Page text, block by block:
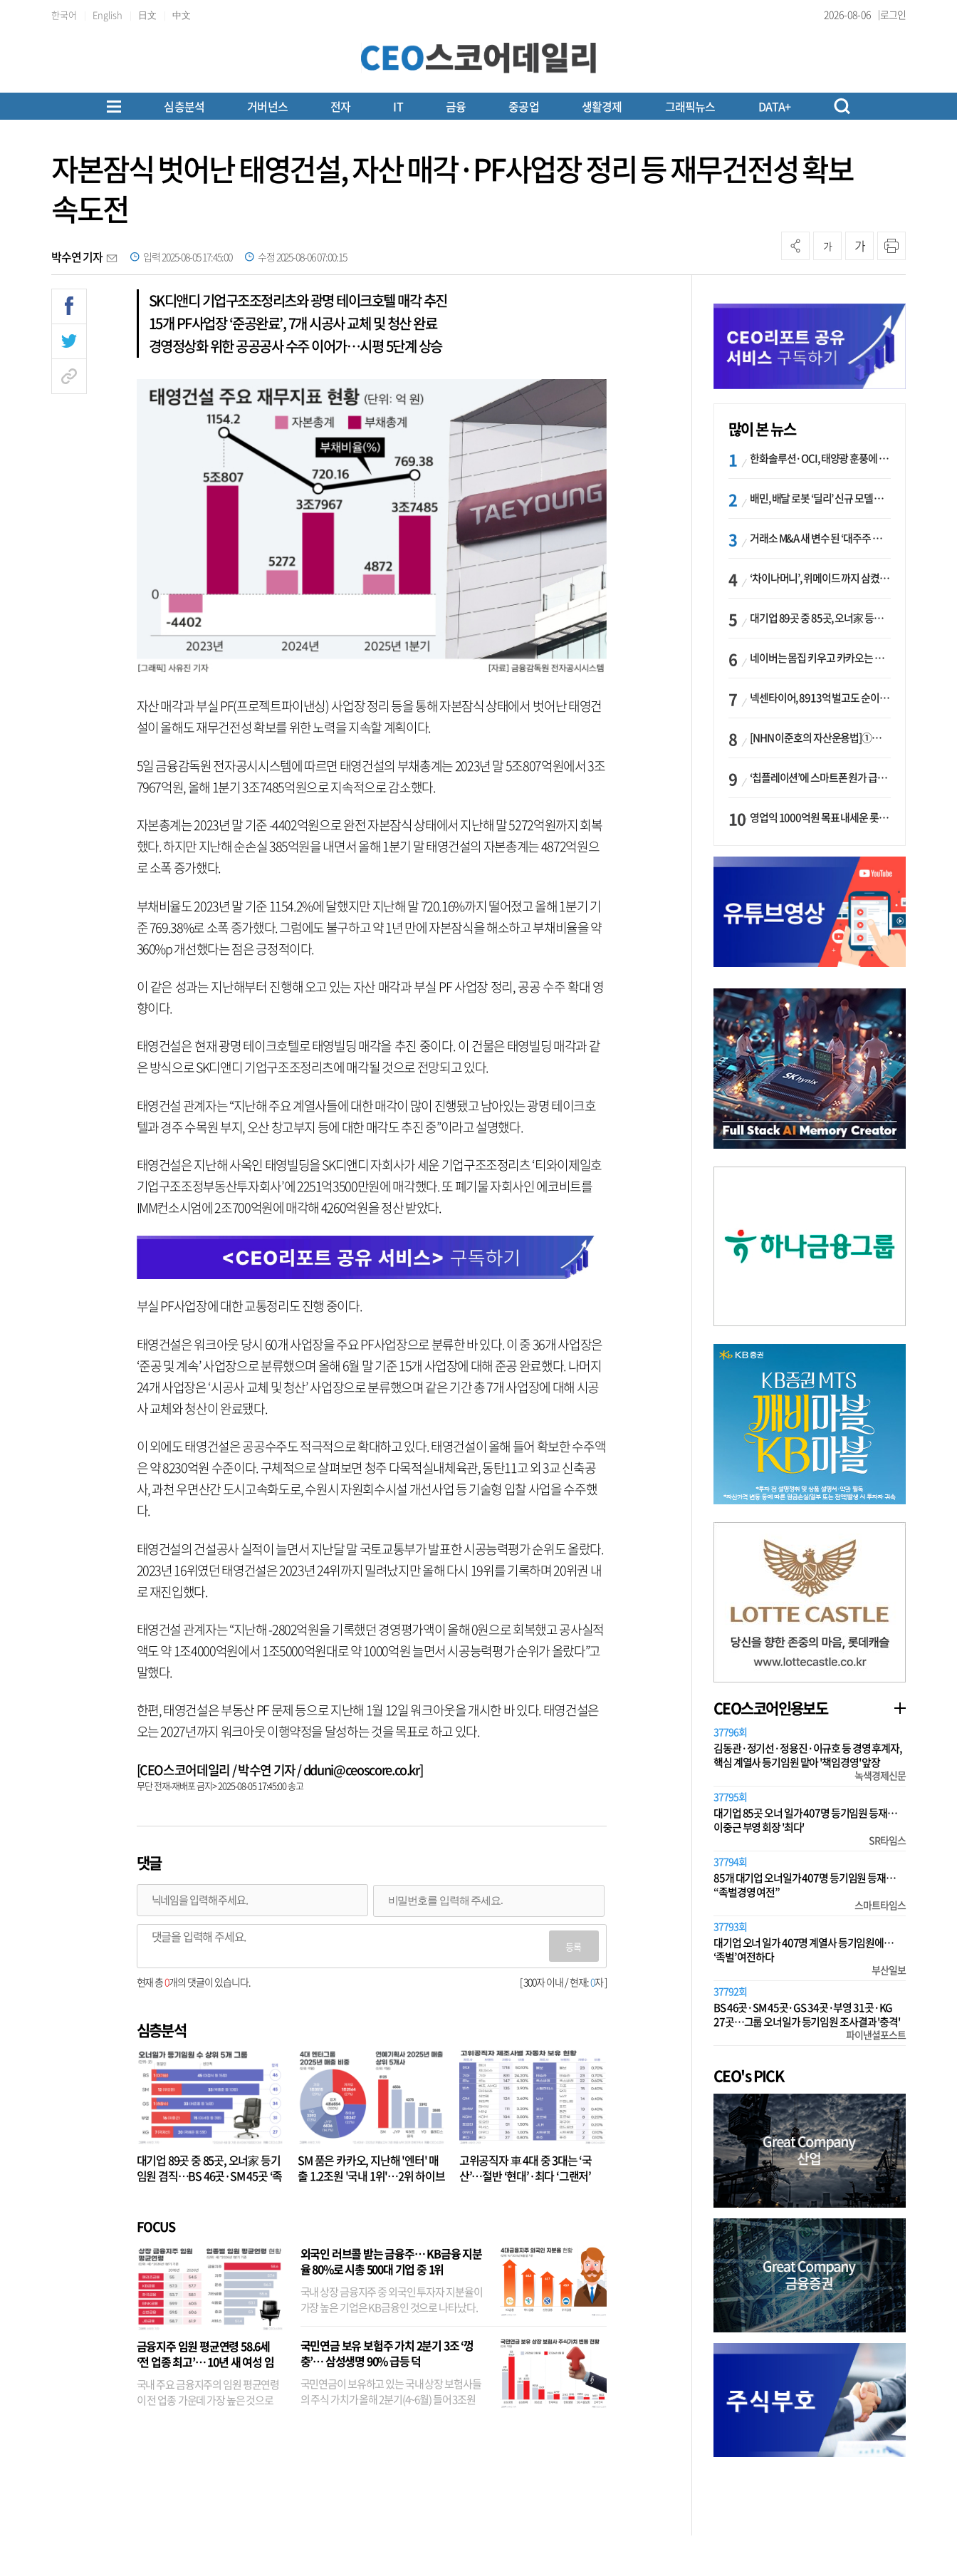
한국어 English 日文 中文 2026-08-06 로그인
심층분석 거버넌스 전자 IT 금융 중공업 생활경제 그래픽뉴스 DATA+
자본잠식 벗어난 태영건설, 자산 매각·PF사업장 정리 등 재무건전성 확보
속도전
박수연 기자 입력 2025-08-05 17:45:00 수정 2025-08-06 07:00:15
가 가
SK디앤디 기업구조조정리츠와 광명 테이크호텔 매각 추진
15개 PF사업장 ‘준공완료’, 7개 시공사 교체 및 청산 완료
경영정상화 위한 공공공사 수주 이어가…시평 5단계 상승
자산 매각과 부실 PF(프로젝트파이낸싱) 사업장 정리 등을 통해 자본잠식 상태에서 벗어난 태영건
설이 올해도 재무건전성 확보를 위한 노력을 지속할 계획이다.
5일 금융감독원 전자공시시스템에 따르면 태영건설의 부채총계는 2023년 말 5조807억원에서 3조
7967억원, 올해 1분기 3조7485억원으로 지속적으로 감소했다.
자본총계는 2023년 말 기준 -4402억원으로 완전 자본잠식 상태에서 지난해 말 5272억원까지 회복
했다. 하지만 지난해 순손실 385억원을 내면서 올해 1분기 말 태영건설의 자본총계는 4872억원으
로 소폭 증가했다.
부채비율도 2023년 말 기준 1154.2%에 달했지만 지난해 말 720.16%까지 떨어졌고 올해 1분기 기
준 769.38%로 소폭 증가했다. 그럼에도 불구하고 약 1년 만에 자본잠식을 해소하고 부채비율을 약
360%p 개선했다는 점은 긍정적이다.
이 같은 성과는 지난해부터 진행해 오고 있는 자산 매각과 부실 PF 사업장 정리, 공공 수주 확대 영
향이다.
태영건설은 현재 광명 테이크호텔로 태영빌딩 매각을 추진 중이다. 이 건물은 태영빌딩 매각과 같
은 방식으로 SK디앤디 기업구조조정리츠에 매각될 것으로 전망되고 있다.
태영건설 관계자는 “지난해 주요 계열사들에 대한 매각이 많이 진행됐고 남아있는 광명 테이크호
텔과 경주 수목원 부지, 오산 창고부지 등에 대한 매각도 추진 중”이라고 설명했다.
태영건설은 지난해 사옥인 태영빌딩을 SK디앤디 자회사가 세운 기업구조조정리츠 ‘티와이제일호
기업구조조정부동산투자회사’에 2251억3500만원에 매각했다. 또 폐기물 자회사인 에코비트를
IMM컨소시엄에 2조700억원에 매각해 4260억원을 정산 받았다.
부실 PF사업장에 대한 교통정리도 진행 중이다.
태영건설은 워크아웃 당시 60개 사업장을 주요 PF사업장으로 분류한 바 있다. 이 중 36개 사업장은
‘준공 및 계속’ 사업장으로 분류했으며 올해 6월 말 기준 15개 사업장에 대해 준공 완료했다. 나머지
24개 사업장은 ‘시공사 교체 및 청산’ 사업장으로 분류했으며 같은 기간 총 7개 사업장에 대해 시공
사 교체와 청산이 완료됐다.
이 외에도 태영건설은 공공수주도 적극적으로 확대하고 있다. 태영건설이 올해 들어 확보한 수주액
은 약 8230억원 수준이다. 구체적으로 살펴보면 청주 다목적실내체육관, 동탄11고 외 3교 신축공
사, 과천 우면산간 도시고속화도로, 수원시 자원회수시설 개선사업 등 기술형 입찰 사업을 수주했
다.
태영건설의 건설공사 실적이 늘면서 지난달 말 국토교통부가 발표한 시공능력평가 순위도 올랐다.
2023년 16위였던 태영건설은 2023년 24위까지 밀려났지만 올해 다시 19위를 기록하며 20위권 내
로 재진입했다.
태영건설 관계자는 “지난해 -2802억원을 기록했던 경영평가액이 올해 0원으로 회복했고 공사실적
액도 약 1조4000억원에서 1조5000억원대로 약 1000억원 늘면서 시공능력평가 순위가 올랐다”고
말했다.
한편, 태영건설은 부동산 PF 문제 등으로 지난해 1월 12일 워크아웃을 개시한 바 있다. 태영건설은
오는 2027년까지 워크아웃 이행약정을 달성하는 것을 목표로 하고 있다.
[CEO스코어데일리 / 박수연 기자 / dduni@ceoscore.co.kr]
무단 전재-재배포 금지> 2025-08-05 17:45:00 송고
댓글
등록
[ 300자 이내 / 현재:0자 ]
현재 총0개의 댓글이 있습니다.
심층분석
대기업 89곳 중 85곳, 오너家 등기
임원 겸직…BS 46곳·SM 45곳 ‘족
SM 품은 카카오, 지난해 '엔터' 매
출 1.2조원 '국내 1위'…2위 하이브
고위공직자 車 4대 중 3대는 ‘국
산’…절반 ‘현대’·최다 ‘그랜저’
FOCUS
금융지주 임원 평균연령 58.6세
‘전 업종 최고’… 10년 새 여성 임
원은 14배 껑충
국내 주요 금융지주의 임원 평균연령
이 전 업종 가운데 가장 높은 것으로
외국인 러브콜 받는 금융주… KB금융 지분
율 80%로 시총 500대 기업 중 1위
국내 상장 금융지주 중 외국인 투자자 지분율이
가장 높은 기업은 KB금융인 것으로 나타났다.
융이었다. 특히 KB금융은 지난달 말 기준 해외
기관투자자 지분율이...
국민연금 보유 보험주 가치 2분기 3조 ‘껑
충’… 삼성생명 90% 급등 덕
국민연금이 보유하고 있는 국내 상장 보험사들
의 주식 가치가 올해 2분기(4~6월) 들어 3조원
많이 본 뉴스
한화솔루션·OCI, 태양광 훈풍에 실적 개선…美 ‘섹션232’ 최대 변수
배민, 배달 로봇 ‘딜리’ 신규 모델 B마트 현장 투입
거래소 M&A 새 변수 된 ‘대주주 심사’…네이버·두나무 결합도 영향권
‘차이나머니’, 위메이드 까지 삼켰다… K콘텐츠, 글로벌 확장에도 中 투자 ‘경계령’
대기업 89곳 중 85곳, 오너家 등기임원 겸직…BS 46곳·SM 45곳 ‘족벌경영’ 고착화
네이버는 몸집 키우고 카카오는 줄였다…‘역대급 실적’에 성장전략은 ‘극과 극’
넥센타이어, 8913억 벌고도 순이익 2억…유럽 세부담에 이익 증발
[NHN 이준호의 자산운용법]①이니시오·JLC ‘부동산’-JLC파트너스 ‘투자’…“부동산 담보대출로 투자재원 확보”
‘칩플레이션’에 스마트폰 원가 급등…삼성전자, ‘엑시노스’ 채택 확대하나
영업익 1000억원 목표 내세운 롯데마트…하반기 ‘오카도’ 시험대
CEO스코어인용보도
37796회
김동관·정기선·정용진·이규호 등 경영 후계자,
핵심 계열사 등기임원 맡아 '책임경영' 앞장
녹색경제신문
37795회
대기업 85곳 오너 일가 407명 등기임원 등재…
이중근 부영 회장 '최다'
SR타임스
37794회
85개 대기업 오너일가 407명 등기임원 등재…
“족벌경영 여전”
스마트타임스
37793회
대기업 오너 일가 407명 계열사 등기임원에…
‘족벌’ 여전하다
부산일보
37792회
BS 46곳·SM 45곳·GS 34곳·부영 31곳·KG
27곳…그룹 오너일가 등기임원 조사결과 '충격'
파이낸셜포스트
CEO's PICK